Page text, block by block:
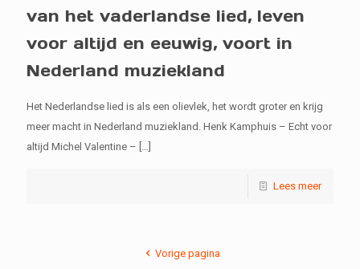
van het vaderlandse lied, leven
voor altijd en eeuwig, voort in
Nederland muziekland
Het Nederlandse lied is als een olievlek, het wordt groter en krijg
meer macht in Nederland muziekland. Henk Kamphuis – Echt voor
altijd Michel Valentine – […]
Lees meer
Vorige pagina